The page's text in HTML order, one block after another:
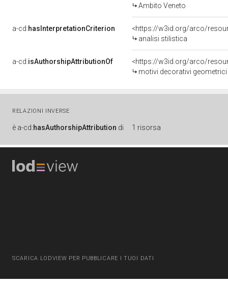
Ambito Veneto
a-cd:hasInterpretationCriterion
<https://w3id.org/arco/
analisi stilistica
a-cd:isAuthorshipAttributionOf
<https://w3id.org/arco/
motivi decorativi
RELAZIONI INVERSE
è a-cd:hasAuthorshipAttribution di 1 risorsa
SCARICA LODVIEW PER PUBBLICARE I TUOI DATI